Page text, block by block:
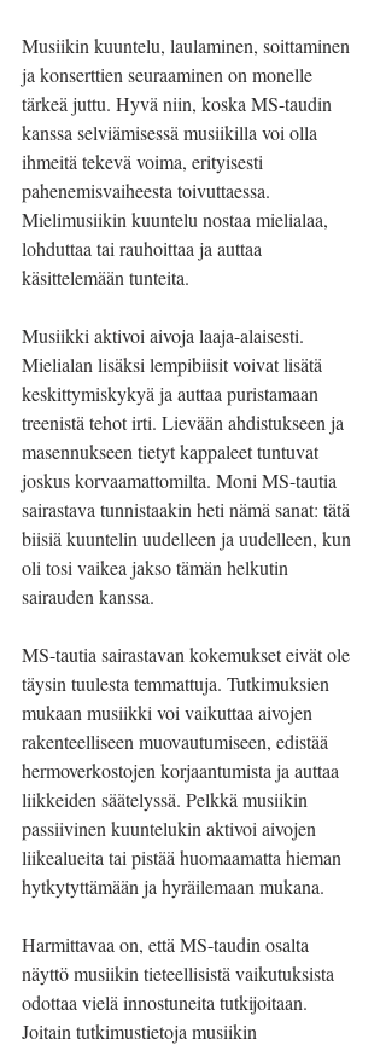
Musiikin kuuntelu, laulaminen, soittaminen
ja konserttien seuraaminen on monelle
tärkeä juttu. Hyvä niin, koska MS-taudin
kanssa selviämisessä musiikilla voi olla
ihmeitä tekevä voima, erityisesti
pahenemisvaiheesta toivuttaessa.
Mielimusiikin kuuntelu nostaa mielialaa,
lohduttaa tai rauhoittaa ja auttaa
käsittelemään tunteita.
Musiikki aktivoi aivoja laaja-alaisesti.
Mielialan lisäksi lempibiisit voivat lisätä
keskittymiskykyä ja auttaa puristamaan
treenistä tehot irti. Lievään ahdistukseen ja
masennukseen tietyt kappaleet tuntuvat
joskus korvaamattomilta. Moni MS-tautia
sairastava tunnistaakin heti nämä sanat: tätä
biisiä kuuntelin uudelleen ja uudelleen, kun
oli tosi vaikea jakso tämän helkutin
sairauden kanssa.
MS-tautia sairastavan kokemukset eivät ole
täysin tuulesta temmattuja. Tutkimuksien
mukaan musiikki voi vaikuttaa aivojen
rakenteelliseen muovautumiseen, edistää
hermoverkostojen korjaantumista ja auttaa
liikkeiden säätelyssä. Pelkkä musiikin
passiivinen kuuntelukin aktivoi aivojen
liikealueita tai pistää huomaamatta hieman
hytkytyttämään ja hyräilemaan mukana.
Harmittavaa on, että MS-taudin osalta
näyttö musiikin tieteellisistä vaikutuksista
odottaa vielä innostuneita tutkijoitaan.
Joitain tutkimustietoja musiikin